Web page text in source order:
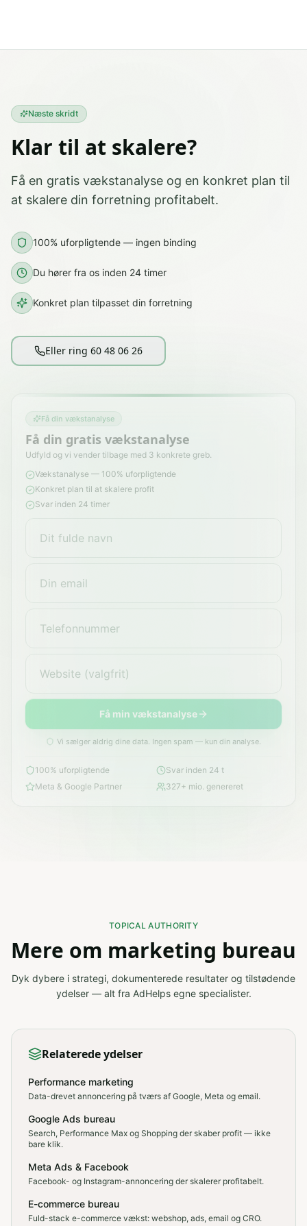
Næste skridt
Klar til at skalere?
Få en gratis vækstanalyse og en konkret plan til
at skalere din forretning profitabelt.
100% uforpligtende — ingen binding
Du hører fra os inden 24 timer
Konkret plan tilpasset din forretning
Eller ring 60 48 06 26
Få din vækstanalyse
Få din gratis vækstanalyse
Udfyld og vi vender tilbage med 3 konkrete greb.
Vækstanalyse — 100% uforpligtende
Konkret plan til at skalere profit
Svar inden 24 timer
Få min vækstanalyse
Vi sælger aldrig dine data. Ingen spam — kun din analyse.
100% uforpligtende
Svar inden 24 t
Meta & Google Partner
327+ mio. genereret
TOPICAL AUTHORITY
Mere om marketing bureau
Dyk dybere i strategi, dokumenterede resultater og tilstødende
ydelser — alt fra AdHelps egne specialister.
Relaterede ydelser
Performance marketing
Data-drevet annoncering på tværs af Google, Meta og email.
Google Ads bureau
Search, Performance Max og Shopping der skaber profit — ikke
bare klik.
Meta Ads & Facebook
Facebook- og Instagram-annoncering der skalerer profitabelt.
E-commerce bureau
Fuld-stack e-commerce vækst: webshop, ads, email og CRO.